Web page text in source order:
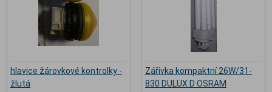
hlavice žárovkové kontrolky -
žlutá
Zářivka kompaktní 26W/31-
830 DULUX D OSRAM